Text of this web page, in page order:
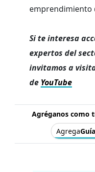
emprendimiento
Si te interesa
expertos del
invitamos a
de YouTube
Agréganos como
Agrega